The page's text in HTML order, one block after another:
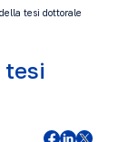
tesi dottorale
tesi